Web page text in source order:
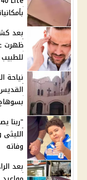
بعد
ظهرت
للطبيب
نياحة
"ربنا
وفاته
بعد